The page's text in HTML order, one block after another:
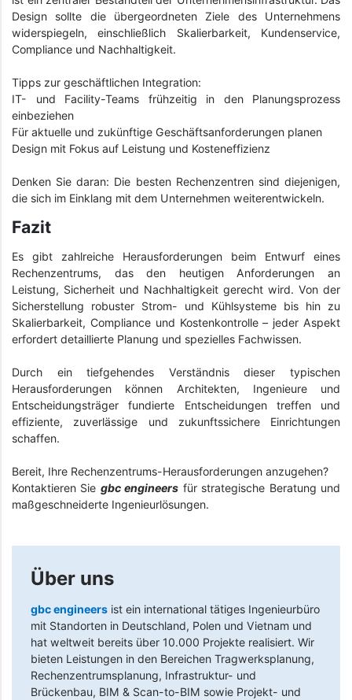
Design sollte die übergeordneten Ziele des Unternehmens
widerspiegeln, einschließlich Skalierbarkeit, Kundenservice,
Compliance und Nachhaltigkeit.
Tipps zur geschäftlichen Integration:
IT- und Facility-Teams frühzeitig in den Planungsprozess
einbeziehen
Für aktuelle und zukünftige Geschäftsanforderungen planen
Design mit Fokus auf Leistung und Kosteneffizienz
Denken Sie daran: Die besten Rechenzentren sind diejenigen,
die sich im Einklang mit dem Unternehmen weiterentwickeln.
Fazit
Es gibt zahlreiche Herausforderungen beim Entwurf eines
Rechenzentrums, das den heutigen Anforderungen an
Leistung, Sicherheit und Nachhaltigkeit gerecht wird. Von der
Sicherstellung robuster Strom- und Kühlsysteme bis hin zu
Skalierbarkeit, Compliance und Kostenkontrolle – jeder Aspekt
erfordert detaillierte Planung und spezielles Fachwissen.
Durch ein tiefgehendes Verständnis dieser typischen
Herausforderungen können Architekten, Ingenieure und
Entscheidungsträger fundierte Entscheidungen treffen und
effiziente, zuverlässige und zukunftssichere Einrichtungen
schaffen.
Bereit, Ihre Rechenzentrums-Herausforderungen anzugehen?
Kontaktieren Sie gbc engineers für strategische Beratung und
maßgeschneiderte Ingenieurlösungen.
Über uns
gbc engineers ist ein international tätiges Ingenieurbüro
mit Standorten in Deutschland, Polen und Vietnam und
hat weltweit bereits über 10.000 Projekte realisiert. Wir
bieten Leistungen in den Bereichen Tragwerksplanung,
Rechenzentrumsplanung, Infrastruktur- und
Brückenbau, BIM & Scan-to-BIM sowie Projekt- und